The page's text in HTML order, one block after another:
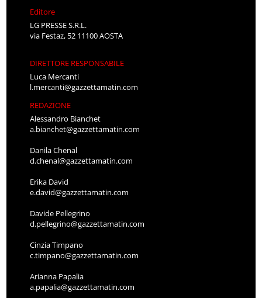
Editore
LG PRESSE S.R.L.
via Festaz, 52 11100 AOSTA
DIRETTORE RESPONSABILE
Luca Mercanti
l.mercanti@gazzettamatin.com
REDAZIONE
Alessandro Bianchet
a.bianchet@gazzettamatin.com
Danila Chenal
d.chenal@gazzettamatin.com
Erika David
e.david@gazzettamatin.com
Davide Pellegrino
d.pellegrino@gazzettamatin.com
Cinzia Timpano
c.timpano@gazzettamatin.com
Arianna Papalia
a.papalia@gazzettamatin.com